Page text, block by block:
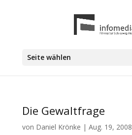
Seite wählen
Die Gewaltfrage
von Daniel Krönke | Aug. 19, 2008